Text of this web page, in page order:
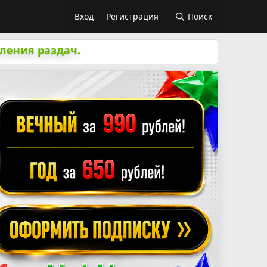
Вход Регистрация Поиск
раздач.